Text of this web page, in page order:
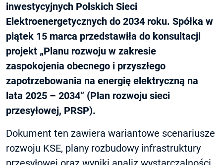
inwestycyjnych Polskich Sieci
Elektroenergetycznych do 2034 roku. Spółka w
piątek 15 marca przedstawiła do konsultacji
projekt „Planu rozwoju w zakresie
zaspokojenia obecnego i przyszłego
zapotrzebowania na energię elektryczną na
lata 2025 – 2034” (Plan rozwoju sieci
przesyłowej, PRSP).
Dokument ten zawiera wariantowe scenariusze
rozwoju KSE, plany rozbudowy infrastruktury